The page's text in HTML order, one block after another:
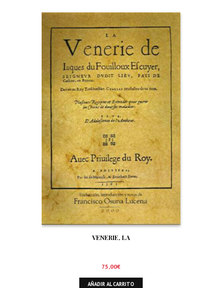
VENERIE, LA
75,00€
AÑADIR AL CARRITO